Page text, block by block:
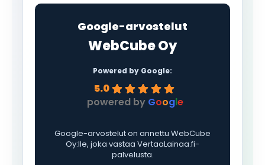
Google-arvostelut
WebCube Oy
Powered by Google:
5.0
powered by Google
Google-arvostelut on annettu WebCube
Oy:lle, joka vastaa VertaaLainaa.fi-
palvelusta.